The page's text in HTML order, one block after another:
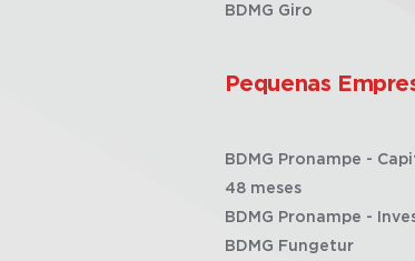
BDMG Giro
Pequenas
BDMG Pronampe -
48 meses
BDMG Pronampe -
BDMG Fungetur